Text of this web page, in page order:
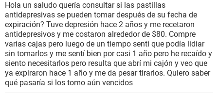
BIENESTAR
SEXUALIDAD
GLOSARIO
Hola un saludo quería consultar si las pastillas
antidepresivas se pueden tomar después de su fecha de
expiración? Tuve depresión hace 2 años y me recetaron
antidepresivos y me costaron alrededor de $80. Compre
varias cajas pero luego de un tiempo sentí que podía lidiar
sin tomarlos y me sentí bien por casi 1 año pero he recaído y
siento necesitarlos pero resulta que abrí mi cajón y veo que
ya expiraron hace 1 año y me da pesar tirarlos. Quiero saber
qué pasaría si los tomo aún vencidos